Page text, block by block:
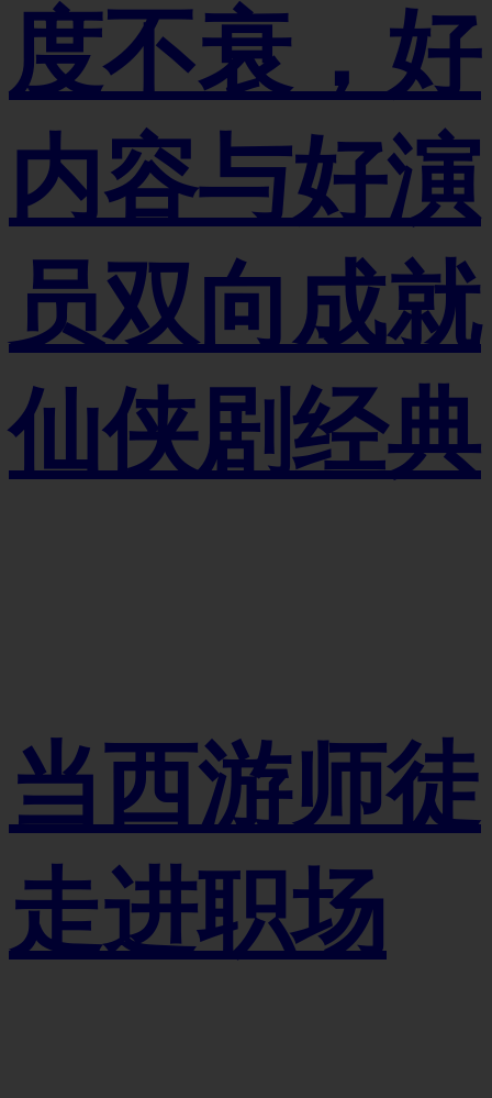
度不衰，好
内容与好演
员双向成就
仙侠剧经典
当西游师徒
走进职场